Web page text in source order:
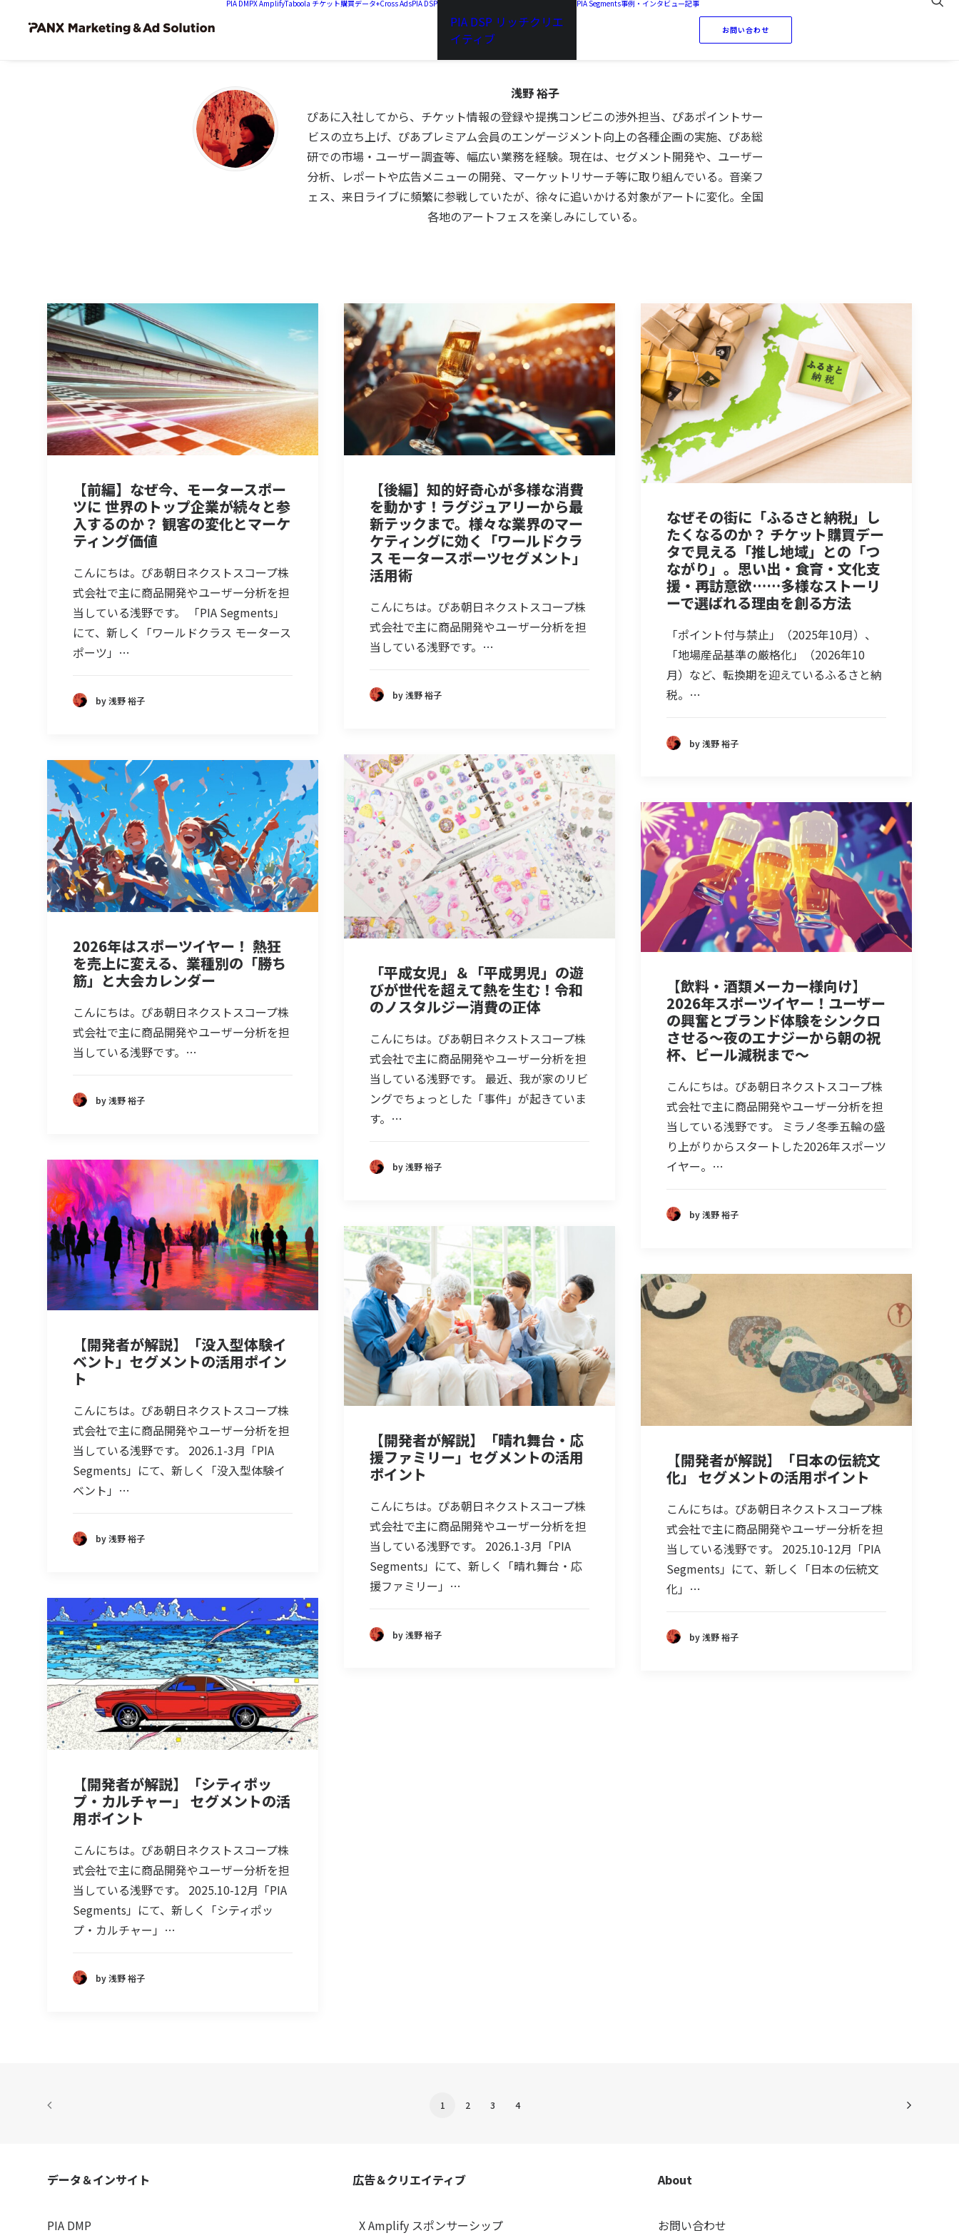
PIA DMPX AmplifyTaboola チケット購買データ+Cross AdsPIA DSP
PIA DSP リッチクリエ
イティブ
PIA Segments事例・インタビュー記事
お問い合わせ
浅野 裕子
ぴあに入社してから、チケット情報の登録や提携コンビニの渉外担当、ぴあポイントサー
ビスの立ち上げ、ぴあプレミアム会員のエンゲージメント向上の各種企画の実施、ぴあ総
研での市場・ユーザー調査等、幅広い業務を経験。現在は、セグメント開発や、ユーザー
分析、レポートや広告メニューの開発、マーケットリサーチ等に取り組んでいる。音楽フ
ェス、来日ライブに頻繁に参戦していたが、徐々に追いかける対象がアートに変化。全国
各地のアートフェスを楽しみにしている。
【前編】なぜ今、モータースポー
ツに 世界のトップ企業が続々と参
入するのか？ 観客の変化とマーケ
ティング価値
こんにちは。ぴあ朝日ネクストスコープ株
式会社で主に商品開発やユーザー分析を担
当している浅野です。 「PIA Segments」
にて、新しく「ワールドクラス モータース
ポーツ」…
by 浅野 裕子
【後編】知的好奇心が多様な消費
を動かす！ラグジュアリーから最
新テックまで。様々な業界のマー
ケティングに効く「ワールドクラ
ス モータースポーツセグメント」
活用術
こんにちは。ぴあ朝日ネクストスコープ株
式会社で主に商品開発やユーザー分析を担
当している浅野です。…
by 浅野 裕子
なぜその街に「ふるさと納税」し
たくなるのか？ チケット購買デー
タで見える「推し地域」との「つ
ながり」。思い出・食育・文化支
援・再訪意欲……多様なストーリ
ーで選ばれる理由を創る方法
「ポイント付与禁止」（2025年10月）、
「地場産品基準の厳格化」（2026年10
月）など、転換期を迎えているふるさと納
税。…
by 浅野 裕子
「平成女児」＆「平成男児」の遊
びが世代を超えて熱を生む！令和
のノスタルジー消費の正体
こんにちは。ぴあ朝日ネクストスコープ株
式会社で主に商品開発やユーザー分析を担
当している浅野です。 最近、我が家のリビ
ングでちょっとした「事件」が起きていま
す。…
by 浅野 裕子
2026年はスポーツイヤー！ 熱狂
を売上に変える、業種別の「勝ち
筋」と大会カレンダー
こんにちは。ぴあ朝日ネクストスコープ株
式会社で主に商品開発やユーザー分析を担
当している浅野です。…
by 浅野 裕子
【飲料・酒類メーカー様向け】
2026年スポーツイヤー！ユーザー
の興奮とブランド体験をシンクロ
させる～夜のエナジーから朝の祝
杯、ビール減税まで～
こんにちは。ぴあ朝日ネクストスコープ株
式会社で主に商品開発やユーザー分析を担
当している浅野です。 ミラノ冬季五輪の盛
り上がりからスタートした2026年スポーツ
イヤー。…
by 浅野 裕子
【開発者が解説】「没入型体験イ
ベント」セグメントの活用ポイン
ト
こんにちは。ぴあ朝日ネクストスコープ株
式会社で主に商品開発やユーザー分析を担
当している浅野です。 2026.1-3月「PIA
Segments」にて、新しく「没入型体験イ
ベント」…
by 浅野 裕子
【開発者が解説】「晴れ舞台・応
援ファミリー」セグメントの活用
ポイント
こんにちは。ぴあ朝日ネクストスコープ株
式会社で主に商品開発やユーザー分析を担
当している浅野です。 2026.1-3月「PIA
Segments」にて、新しく「晴れ舞台・応
援ファミリー」…
by 浅野 裕子
【開発者が解説】「日本の伝統文
化」 セグメントの活用ポイント
こんにちは。ぴあ朝日ネクストスコープ株
式会社で主に商品開発やユーザー分析を担
当している浅野です。 2025.10-12月「PIA
Segments」にて、新しく「日本の伝統文
化」…
by 浅野 裕子
【開発者が解説】「シティポッ
プ・カルチャー」 セグメントの活
用ポイント
こんにちは。ぴあ朝日ネクストスコープ株
式会社で主に商品開発やユーザー分析を担
当している浅野です。 2025.10-12月「PIA
Segments」にて、新しく「シティポッ
プ・カルチャー」…
by 浅野 裕子
1 2 3 4
データ＆インサイト
PIA DMP
広告＆クリエイティブ
X Amplify スポンサーシップ
About
お問い合わせ